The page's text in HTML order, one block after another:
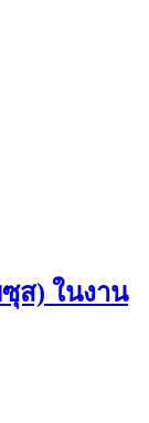
ซุส) ในงาน